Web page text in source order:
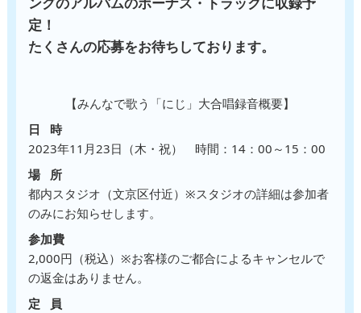
定！
たくさんの応募をお待ちしております。
【みんなで歌う「にじ」大合唱録音概要】
日 時
2023年11月23日（木・祝） 時間：14：00～15：00
場 所
都内スタジオ（文京区付近） ※スタジオの詳細は参加者
のみにお知らせします。
参加費
2,000円（税込） ※お客様のご都合によるキャンセルで
の返金はありません。
定 員